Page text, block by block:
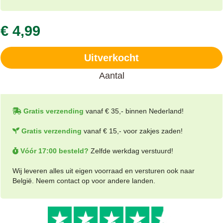
€ 4,99
Uitverkocht
Aantal
Gratis verzending vanaf € 35,- binnen Nederland!
Gratis verzending vanaf € 15,- voor zakjes zaden!
Vóór 17:00 besteld? Zelfde werkdag verstuurd!
Wij leveren alles uit eigen voorraad en versturen ook naar
België. Neem contact op voor andere landen.